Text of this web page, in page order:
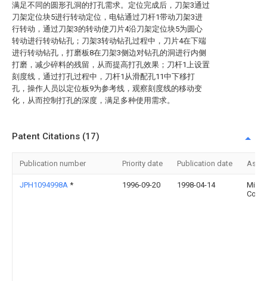
满足不同的圆形孔洞的打孔需求。定位完成后，刀架3通过
刀架定位块5进行转动定位，电钻通过刀杆1带动刀架3进
行转动，通过刀架3的转动使刀片4沿刀架定位块5为圆心
转动进行转动钻孔；刀架3转动钻孔过程中，刀片4在下端
进行转动钻孔，打磨板8在刀架3侧边对钻孔的洞进行内侧
打磨，减少碎料的残留，从而提高打孔效果；刀杆1上设置
刻度线，通过打孔过程中，刀杆1从滑配孔11中下移打
孔，操作人员以定位板9为参考线，观察刻度线的移动变
化，从而控制打孔的深度，满足多种使用需求。
Patent Citations (17)
Publication number Priority date Publication date
JPH1094998A * 1996-09-20 1998-04-14
Mirai
Co